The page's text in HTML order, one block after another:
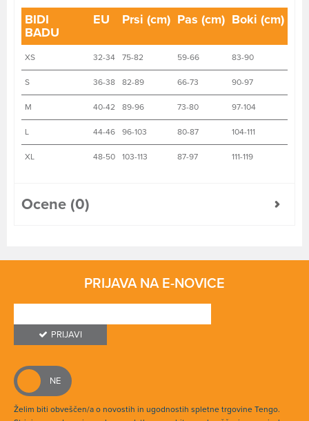
BIDI
BADU
EU Prsi (cm) Pas (cm) Boki (cm)
XS 32-34 75-82 59-66 83-90
S 36-38 82-89 66-73 90-97
M 40-42 89-96 73-80 97-104
L 44-46 96-103 80-87 104-111
XL 48-50 103-113 87-97 111-119
Ocene (0)
PRIJAVA NA E-NOVICE
PRIJAVI
Želim biti obveščen/a o novostih in ugodnostih spletne trgovine Tengo.